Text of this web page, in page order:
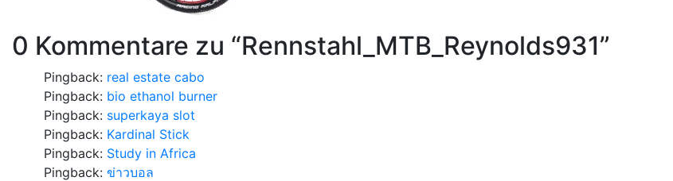
0 Kommentare zu “Rennstahl_MTB_Reynolds931”
Pingback: real estate cabo
Pingback: bio ethanol burner
Pingback: superkaya slot
Pingback: Kardinal Stick
Pingback: Study in Africa
Pingback: ข่าวบอล